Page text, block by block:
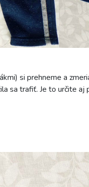
si prehneme a
sa trafiť. Je to určite